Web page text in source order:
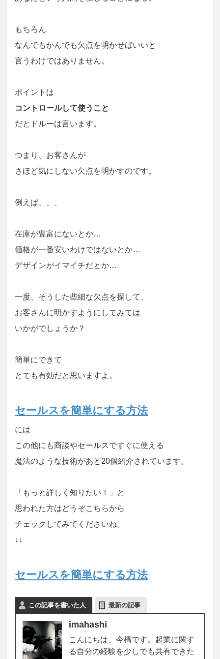
もちろん
なんでもかんでも欠点を明かせばいいと
言うわけではありません。
ポイントは
コントロールして使うこと
だとドルーは言います。
つまり、お客さんが
さほど気にしない欠点を明かすのです。
例えば、、、
在庫が豊富にないとか…
価格が一番安いわけではないとか…
デザインがイマイチだとか…
一度、そうした些細な欠点を探して、
お客さんに明かすようにしてみては
いかがでしょうか？
簡単にできて
とても有効だと思いますよ。
セールスを簡単にする方法
には
この他にも商談やセールスですぐに使える
魔法のような技術があと20個紹介されています。
「もっと詳しく知りたい！」と
思われた方はどうぞこちらから
チェックしてみてくださいね。
↓↓
セールスを簡単にする方法
この記事を書いた人 最新の記事
imahashi
こんにちは、今橋です。起業に関す
る自分の経験を少しでも共有できた